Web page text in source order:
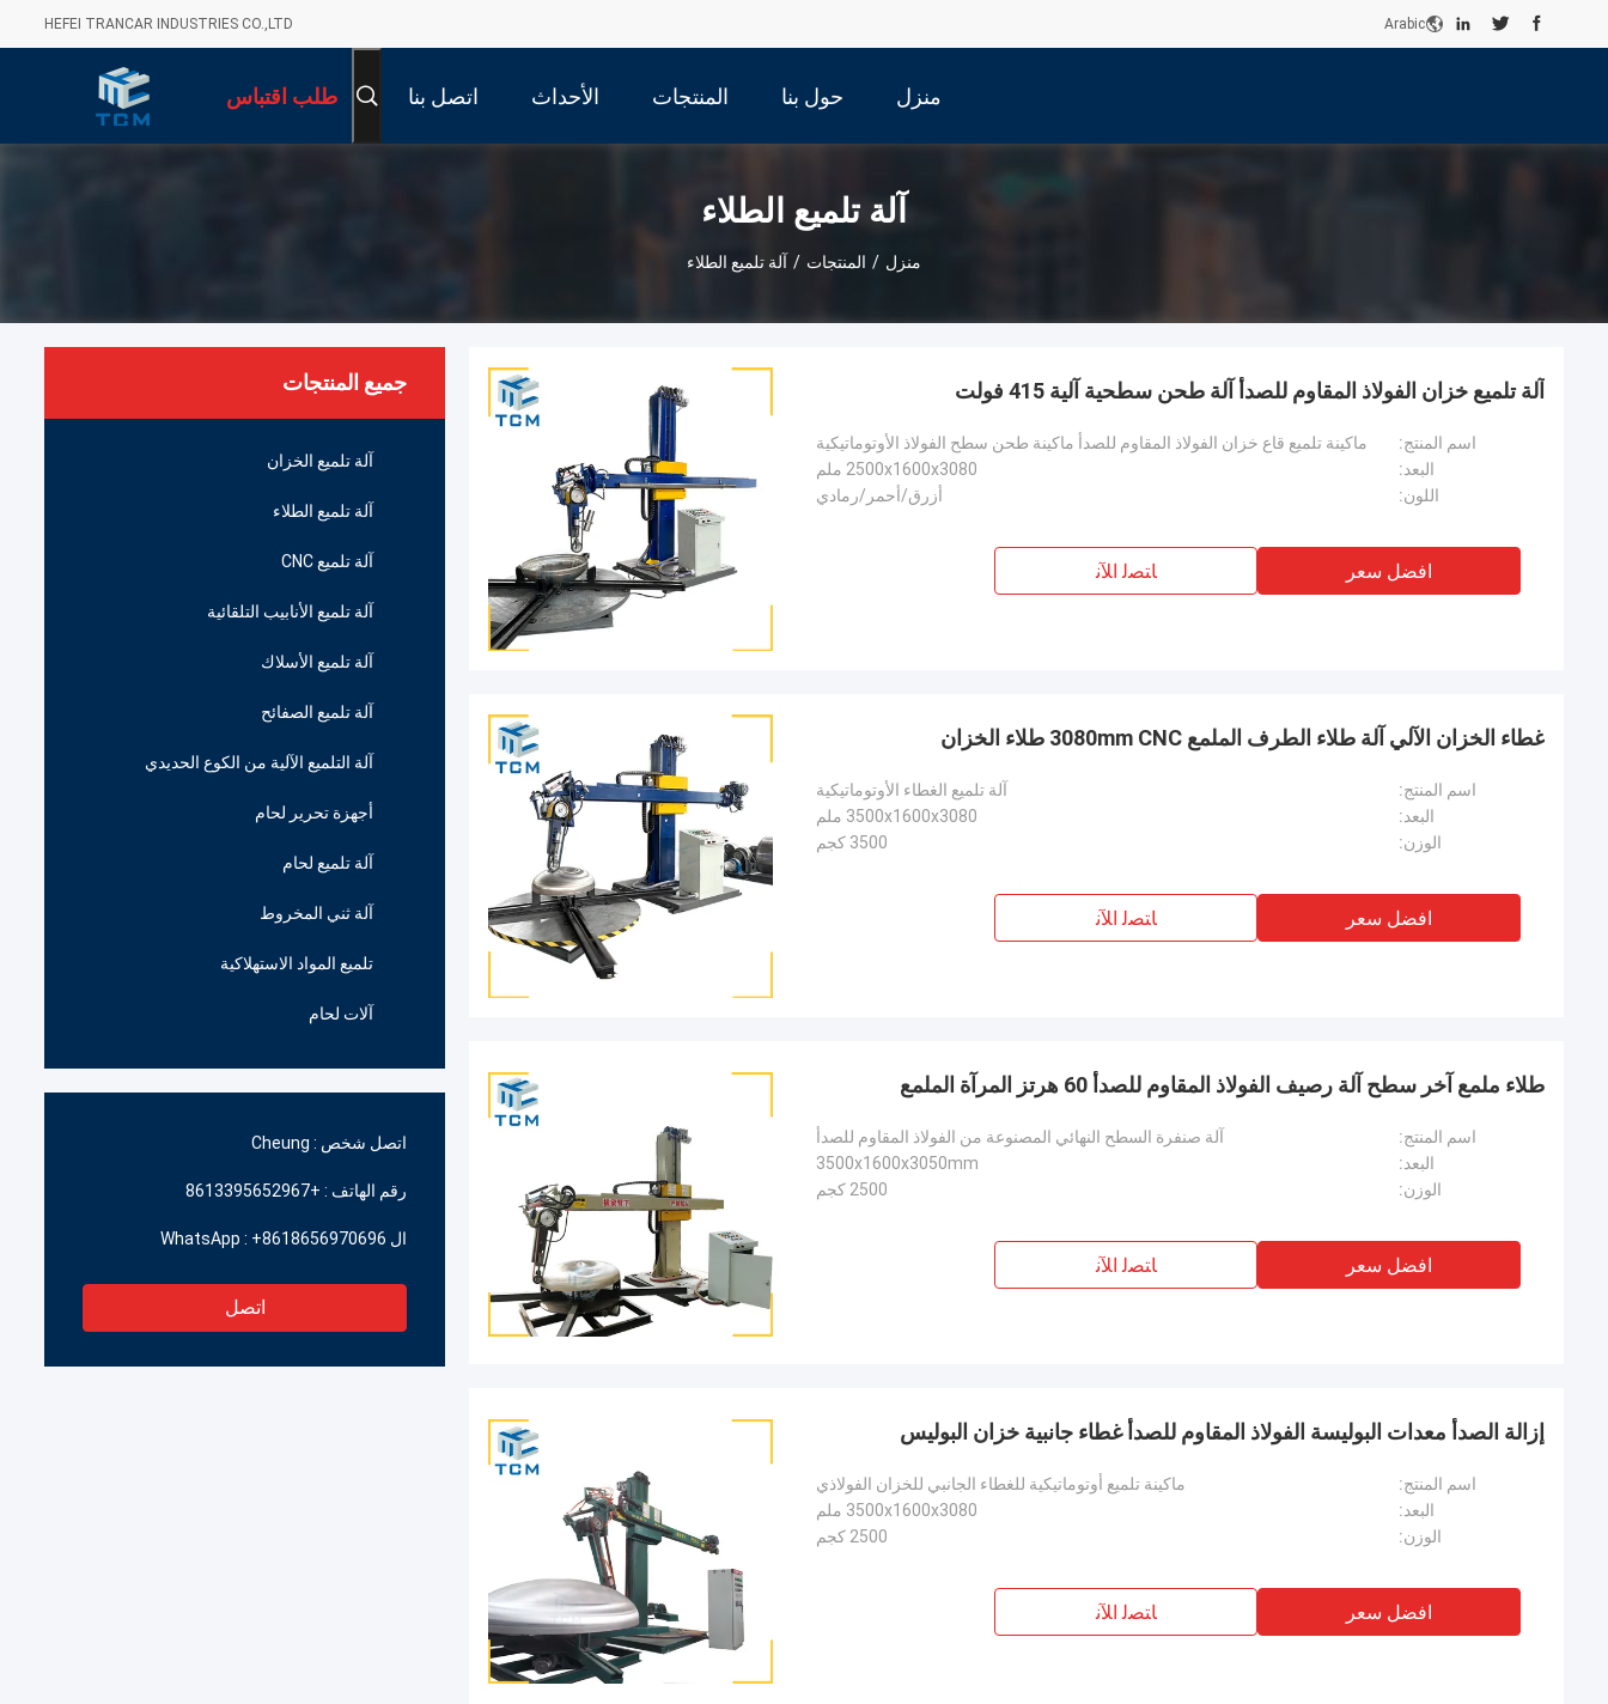
HEFEI TRANCAR INDUSTRIES CO.,LTD Arabic
منزل حول بنا المنتجات الأحداث اتصل بنا طلب اقتباس
آلة تلميع الطلاء
منزل / المنتجات / آلة تلميع الطلاء
جميع المنتجات
آلة تلميع الخزان
آلة تلميع الطلاء
آلة تلميع CNC
آلة تلميع الأنابيب التلقائية
آلة تلميع الأسلاك
آلة تلميع الصفائح
آلة التلميع الآلية من الكوع الحديدي
أجهزة تحرير لحام
آلة تلميع لحام
آلة ثني المخروط
تلميع المواد الاستهلاكية
آلات لحام
اتصل شخص : Cheung
رقم الهاتف : +8613395652967
ال WhatsApp : +8618656970696
اتصل
آلة تلميع خزان الفولاذ المقاوم للصدأ آلة طحن سطحية آلية 415 فولت
اسم المنتج:
ماكينة تلميع قاع خزان الفولاذ المقاوم للصدأ ماكينة طحن سطح الفولاذ الأوتوماتيكية
البعد:
2500x1600x3080 ملم
اللون:
أزرق/أحمر/رمادي
افضل سعر ﺎﺘﺼﻟ ﺍﻶﻧ
غطاء الخزان الآلي آلة طلاء الطرف الملمع 3080mm CNC طلاء الخزان
اسم المنتج:
آلة تلميع الغطاء الأوتوماتيكية
البعد:
3500x1600x3080 ملم
الوزن:
3500 كجم
افضل سعر ﺎﺘﺼﻟ ﺍﻶﻧ
طلاء ملمع آخر سطح آلة رصيف الفولاذ المقاوم للصدأ 60 هرتز المرآة الملمع
اسم المنتج:
آلة صنفرة السطح النهائي المصنوعة من الفولاذ المقاوم للصدأ
البعد:
3500x1600x3050mm
الوزن:
2500 كجم
افضل سعر ﺎﺘﺼﻟ ﺍﻶﻧ
إزالة الصدأ معدات البوليسة الفولاذ المقاوم للصدأ غطاء جانبية خزان البوليس
اسم المنتج:
ماكينة تلميع أوتوماتيكية للغطاء الجانبي للخزان الفولاذي
البعد:
3500x1600x3080 ملم
الوزن:
2500 كجم
افضل سعر ﺎﺘﺼﻟ ﺍﻶﻧ